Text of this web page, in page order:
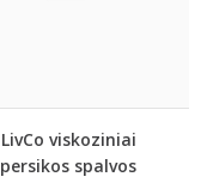
LivCo viskoziniai
persikos spalvos